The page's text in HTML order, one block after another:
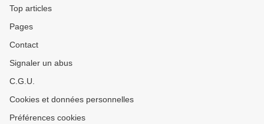
Top articles
Pages
Contact
Signaler un abus
C.G.U.
Cookies et données personnelles
Préférences cookies